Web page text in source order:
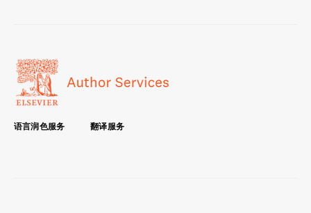
语言润色服务 翻译服务